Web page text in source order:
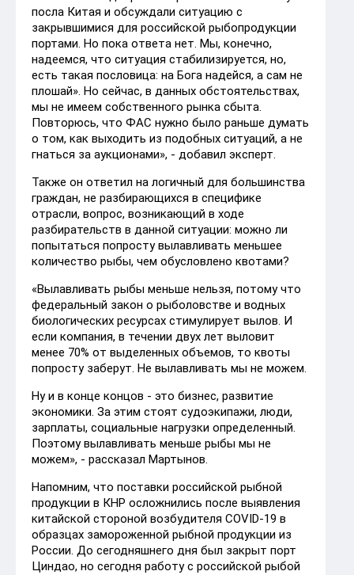
посла Китая и обсуждали ситуацию с
закрывшимися для российской рыбопродукции
портами. Но пока ответа нет. Мы, конечно,
надеемся, что ситуация стабилизируется, но,
есть такая пословица: на Бога надейся, а сам не
плошай». Но сейчас, в данных обстоятельствах,
мы не имеем собственного рынка сбыта.
Повторюсь, что ФАС нужно было раньше думать
о том, как выходить из подобных ситуаций, а не
гнаться за аукционами», - добавил эксперт.
Также он ответил на логичный для большинства
граждан, не разбирающихся в специфике
отрасли, вопрос, возникающий в ходе
разбирательств в данной ситуации: можно ли
попытаться попросту вылавливать меньшее
количество рыбы, чем обусловлено квотами?
«Вылавливать рыбы меньше нельзя, потому что
федеральный закон о рыболовстве и водных
биологических ресурсах стимулирует вылов. И
если компания, в течении двух лет выловит
менее 70% от выделенных объемов, то квоты
попросту заберут. Не вылавливать мы не можем.
Ну и в конце концов - это бизнес, развитие
экономики. За этим стоят судоэкипажи, люди,
зарплаты, социальные нагрузки определенный.
Поэтому вылавливать меньше рыбы мы не
можем», - рассказал Мартынов.
Напомним, что поставки российской рыбной
продукции в КНР осложнились после выявления
китайской стороной возбудителя COVID-19 в
образцах замороженной рыбной продукции из
России. До сегодняшнего дня был закрыт порт
Циндао, но сегодня работу с российской рыбой